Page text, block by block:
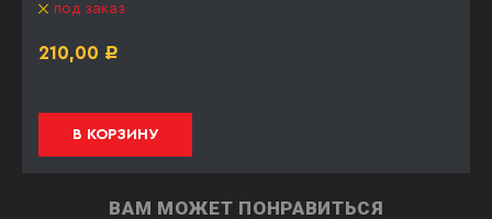
под заказ
210,00 Р
В КОРЗИНУ
ВАМ МОЖЕТ ПОНРАВИТЬСЯ